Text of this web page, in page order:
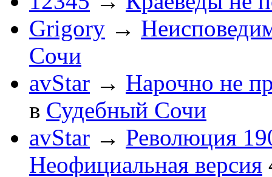
Grigory →
Сочи
avStar → Нарочно не
в Судебный Сочи
avStar → Революция
Неофициальная версия